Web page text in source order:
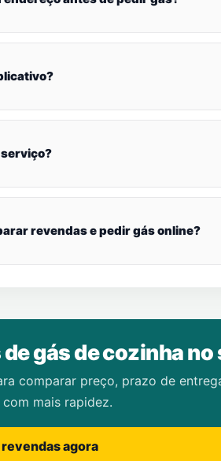
serviço?
revendas e pedir gás online?
gás de cozinha
comparar preço, prazo de
com mais rapidez.
agora